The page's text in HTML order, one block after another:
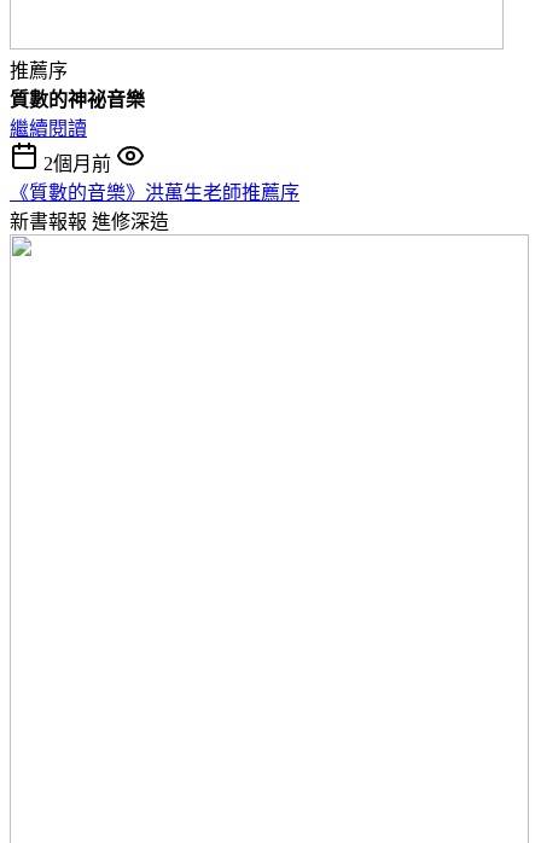
推薦序
質數的神祕音樂
繼續閱讀
2個月前
《質數的音樂》洪萬生老師推薦序
新書報報 進修深造